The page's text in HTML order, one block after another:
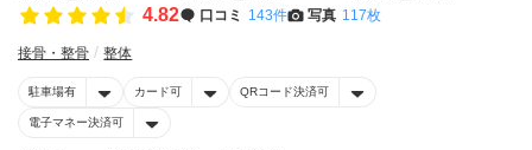
4.82 口コミ 143件 写真 117枚
接骨・整骨 整体
駐車場有 カード可 QRコード決済可
電子マネー決済可